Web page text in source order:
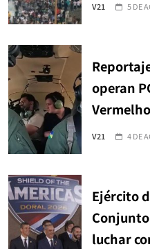
V21 5 DE
operan
V21 4 DE
Ejército
luchar